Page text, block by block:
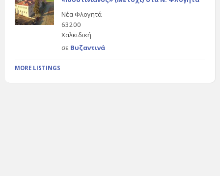
Νέα Φλογητά
63200
Χαλκιδική
σε Βυζαντινά
MORE LISTINGS